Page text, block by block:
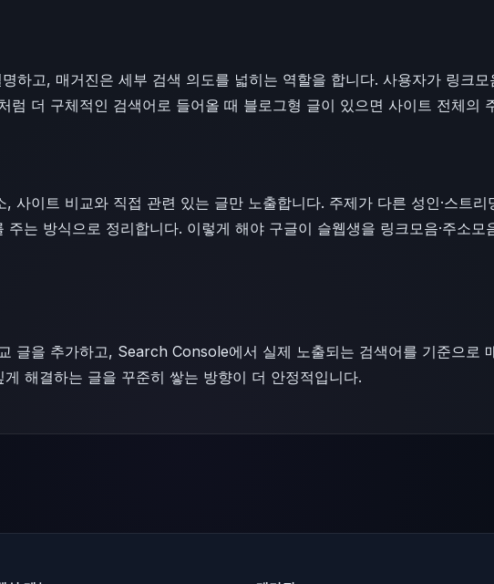
하고, 매거진은 세부 검색 의도를 넓히는 역할을 합니다. 사용자가 링크
더 구체적인 검색어로 들어올 때 블로그형 글이 있으면 사이트 전체의
사이트 비교와 직접 관련 있는 글만 노출합니다. 주제가 다른 성인·스트
는 방식으로 정리합니다. 이렇게 해야 구글이 슬웹생을 링크모음·주소모
글을 추가하고, Search Console에서 실제 노출되는 검색어를 기준으로
해결하는 글을 꾸준히 쌓는 방향이 더 안정적입니다.